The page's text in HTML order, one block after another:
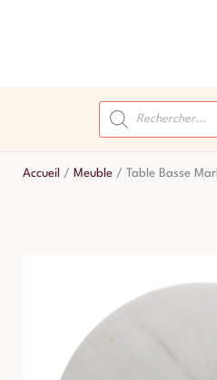
Recherche
de
produits
Accueil / Meuble / Table Basse